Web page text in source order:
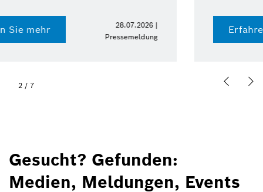
Erfahren Sie mehr
15.07.2026 |
2 / 7
Gesucht? Gefunden:
Medien, Meldungen, Events